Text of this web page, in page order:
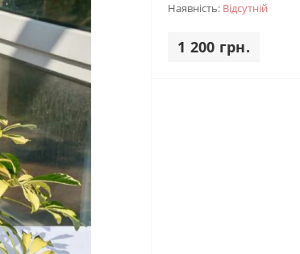
Наявність: Відсутній
1 200 грн.